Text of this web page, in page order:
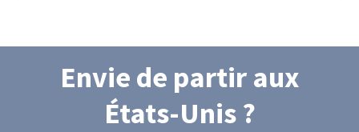
Envie de partir aux
États-Unis?